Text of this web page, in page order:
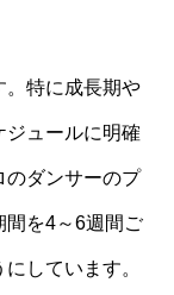
。特に成長期や
ジュールに明確
のダンサーのプ
間を4～6週間ご
しています。